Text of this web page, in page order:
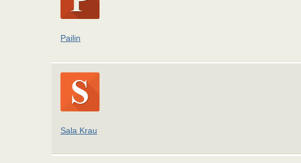
Pailin
Sala Krau